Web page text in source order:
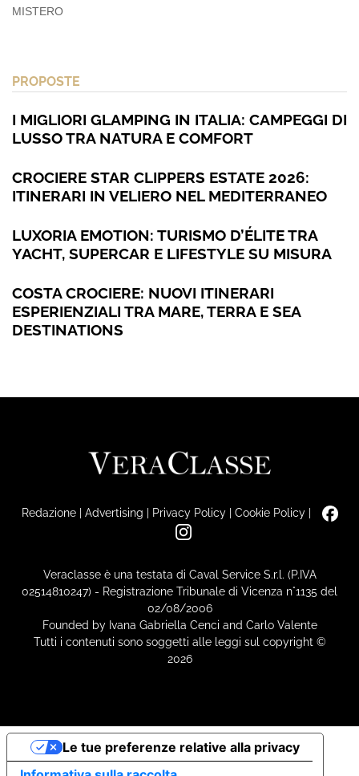
MISTERO
PROPOSTE
I MIGLIORI GLAMPING IN ITALIA: CAMPEGGI DI
LUSSO TRA NATURA E COMFORT
CROCIERE STAR CLIPPERS ESTATE 2026:
ITINERARI IN VELIERO NEL MEDITERRANEO
LUXORIA EMOTION: TURISMO D’ÉLITE TRA
YACHT, SUPERCAR E LIFESTYLE SU MISURA
COSTA CROCIERE: NUOVI ITINERARI
ESPERIENZIALI TRA MARE, TERRA E SEA
DESTINATIONS
Redazione| Advertising | Privacy Policy| Cookie Policy|
Veraclasse è una testata di Caval Service S.r.l. (P.IVA
02514810247) - Registrazione Tribunale di Vicenza n°1135 del
02/08/2006
Founded by Ivana Gabriella Cenci and Carlo Valente
Tutti i contenuti sono soggetti alle leggi sul copyright ©
2026
Le tue preferenze relative alla privacy